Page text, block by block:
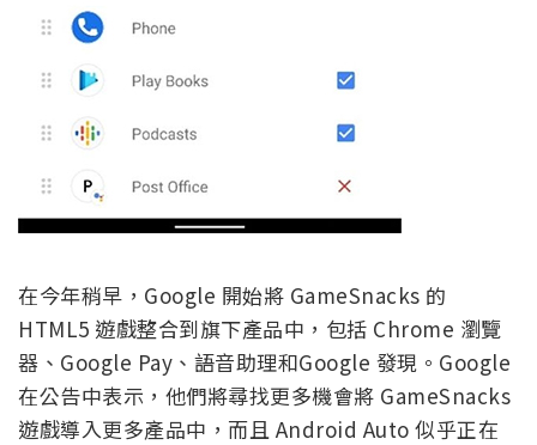
在今年稍早，Google 開始將 GameSnacks 的
HTML5 遊戲整合到旗下產品中，包括 Chrome 瀏覽
器、Google Pay、語音助理和Google 發現。Google
在公告中表示，他們將尋找更多機會將 GameSnacks
遊戲導入更多產品中，而且 Android Auto 似乎正在